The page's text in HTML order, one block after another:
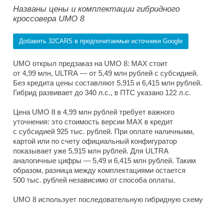
Названы цены и комплектации гибридного
кроссовера UMO 8
Добавить 32CARS в предпочитаемые источники Google
UMO открыл предзаказ на UMO 8: MAX стоит
от 4,99 млн, ULTRA — от 5,49 млн рублей с субсидией.
Без кредита цены составляют 5,915 и 6,415 млн рублей.
Гибрид развивает до 340 л.с., в ПТС указано 122 л.с.
Цена UMO 8 в 4,99 млн рублей требует важного
уточнения: это стоимость версии MAX в кредит
с субсидией 925 тыс. рублей. При оплате наличными,
картой или по счету официальный конфигуратор
показывает уже 5,915 млн рублей. Для ULTRA
аналогичные цифры — 5,49 и 6,415 млн рублей. Таким
образом, разница между комплектациями остается
500 тыс. рублей независимо от способа оплаты.
UMO 8 использует последовательную гибридную схему